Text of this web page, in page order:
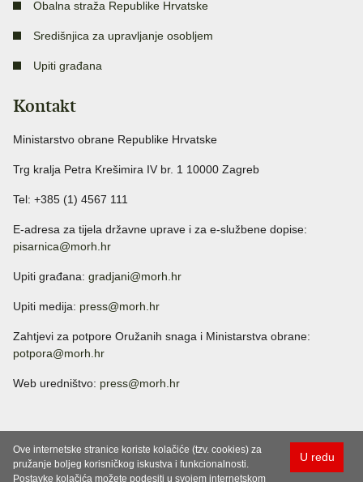
Obalna straža Republike Hrvatske
Središnjica za upravljanje osobljem
Upiti građana
Kontakt
Ministarstvo obrane Republike Hrvatske
Trg kralja Petra Krešimira IV br. 1 10000 Zagreb
Tel: +385 (1) 4567 111
E-adresa za tijela državne uprave i za e-službene dopise:
pisarnica@morh.hr
Upiti građana: gradjani@morh.hr
Upiti medija: press@morh.hr
Zahtjevi za potpore Oružanih snaga i Ministarstva obrane:
potpora@morh.hr
Web uredništvo: press@morh.hr
U redu
Ove internetske stranice koriste kolačiće (tzv. cookies) za
pružanje boljeg korisničkog iskustva i funkcionalnosti.
Postavke kolačića možete podesiti u svojem internetskom